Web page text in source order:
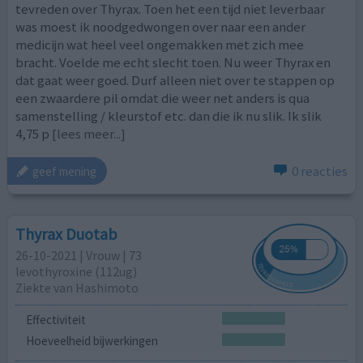
tevreden over Thyrax. Toen het een tijd niet leverbaar
was moest ik noodgedwongen over naar een ander
medicijn wat heel veel ongemakken met zich mee
bracht. Voelde me echt slecht toen. Nu weer Thyrax en
dat gaat weer goed. Durf alleen niet over te stappen op
een zwaardere pil omdat die weer net anders is qua
samenstelling / kleurstof etc. dan die ik nu slik. Ik slik
4,75 p [lees meer...]
geef mening 0 reacties
Thyrax Duotab
26-10-2021 | Vrouw | 73
levothyroxine (112ug)
Ziekte van Hashimoto
Effectiviteit
Hoeveelheid bijwerkingen